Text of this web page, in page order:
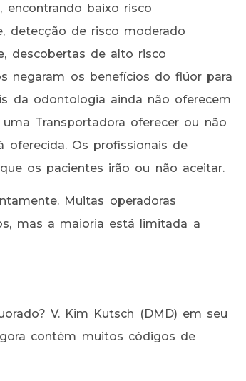
encontrando baixo risco
detecção de risco moderado
descobertas de alto risco
negaram os benefícios do flúor para
da odontologia ainda não oferecem
Transportadora oferecer ou não
oferecida. Os profissionais de
os pacientes irão ou não aceitar.
Muitas operadoras
mas a maioria está limitada a
V. Kim Kutsch (DMD) em seu
contém muitos códigos de